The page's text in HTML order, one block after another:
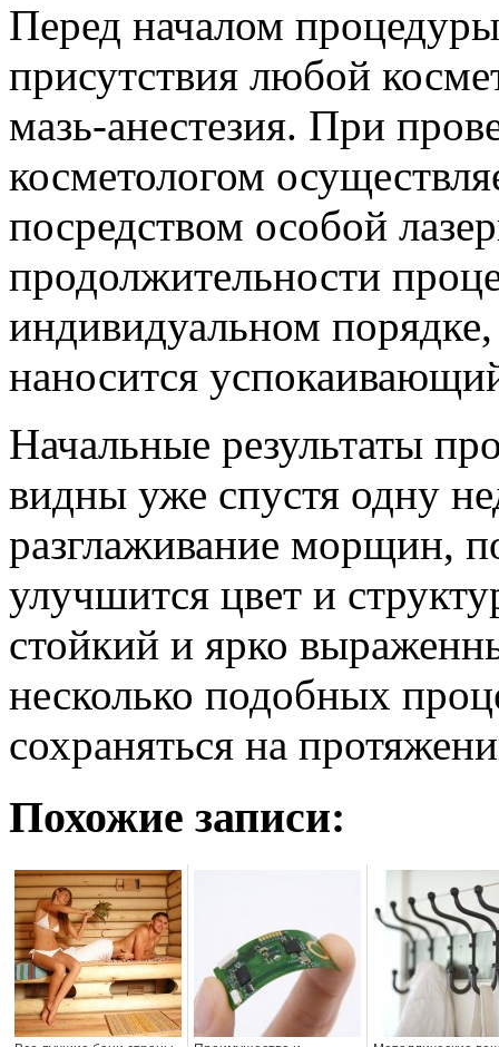
Перед началом
присутствия любой
мазь-анестезия. При
косметологом
посредством особой
продолжительности
индивидуальном
наносится
Начальные результаты
видны уже спустя одну
разглаживание морщин,
улучшится цвет и
стойкий и ярко
несколько подобных
сохраняться на
Похожие записи: